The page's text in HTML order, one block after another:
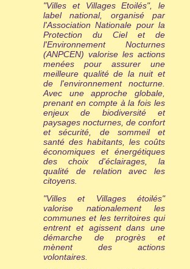
"Villes et Villages Etoilés", le
label national, organisé par
l'Association Nationale pour la
Protection du Ciel et de
l'Environnement Nocturnes
(ANPCEN) valorise les actions
menées pour assurer une
meilleure qualité de la nuit et
de l'environnement nocturne.
Avec une approche globale,
prenant en compte à la fois les
enjeux de biodiversité et
paysages nocturnes, de confort
et sécurité, de sommeil et
santé des habitants, les coûts
économiques et énergétiques
des choix d'éclairages, la
qualité de relation avec les
citoyens.
"Villes et Villages étoilés"
valorise nationalement les
communes et les territoires qui
entrent et agissent dans une
démarche de progrès et
mènent des actions
volontaires.